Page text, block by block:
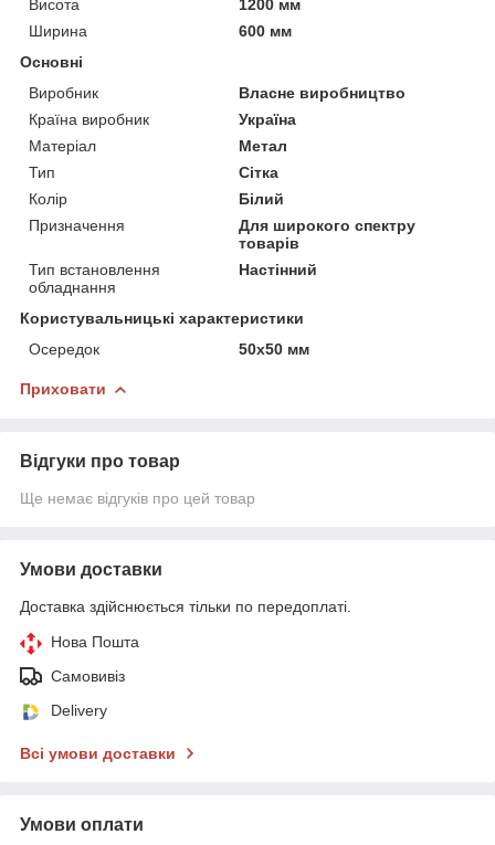
Висота
1200 мм
Ширина
600 мм
Основні
Виробник
Власне виробництво
Країна виробник
Україна
Матеріал
Метал
Тип
Сітка
Колір
Білий
Призначення
Для широкого спектру
товарів
Тип встановлення
обладнання
Настінний
Користувальницькі характеристики
Осередок
50х50 мм
Приховати
Відгуки про товар
Ще немає відгуків про цей товар
Умови доставки
Доставка здійснюється тільки по передоплаті.
Нова Пошта
Самовивіз
Delivery
Всі умови доставки
Умови оплати